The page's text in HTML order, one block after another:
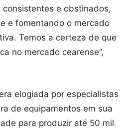
consistentes e obstinados,
e fomentando o mercado
Temos a certeza de que
no mercado cearense”,
elogiada por especialistas
de equipamentos em sua
para produzir até 50 mil